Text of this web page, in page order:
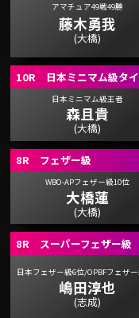
アマチュア49戦49勝
藤木勇我
(大橋)
10R 日本ミニマム級タ
日本ミニマム級王者
森且貴
(大橋)
8R フェザー級
WBO-APフェザー級10位
大橋蓮
(大橋)
8R スーパーフェザー級
日本フェザー級6位/OPBFフェザ
嶋田淳也
(志成)